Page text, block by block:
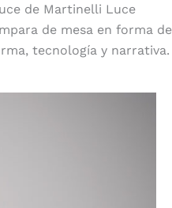
de Martinelli Luce
de mesa en forma de
tecnología y narrativa.